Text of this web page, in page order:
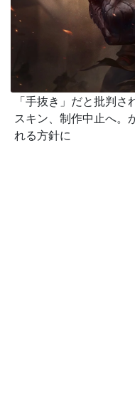
「手抜き」だと批判
スキン、制作中止へ。
れる方針に